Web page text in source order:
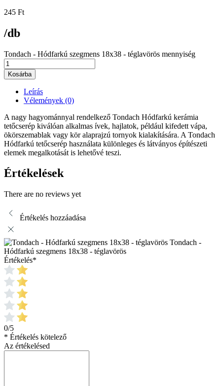
245 Ft
/db
Tondach - Hódfarkú szegmens 18x38 - téglavörös mennyiség
Kosárba
Leírás
Vélemények (0)
A nagy hagyománnyal rendelkező Tondach Hódfarkú kerámia
tetőcserép kiválóan alkalmas ívek, hajlatok, például kifedett vápa,
ökörszemablak vagy kör alaprajzú tornyok kialakítására. A Tondach
Hódfarkú tetőcserép használata különleges és látványos építészeti
elemek megalkotását is lehetővé teszi.
Értékelések
There are no reviews yet
Értékelés hozzáadása
Tondach -
Hódfarkú szegmens 18x38 - téglavörös
Értékelés*
0/5
* Értékelés kötelező
Az értékelésed